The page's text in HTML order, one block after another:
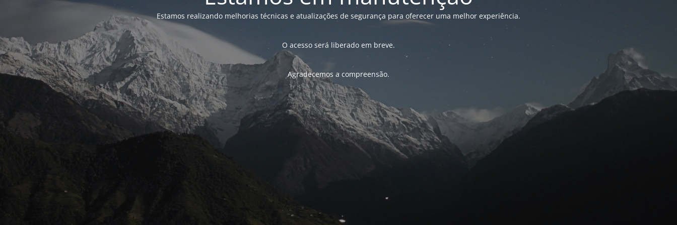
Estamos realizando melhorias técnicas e atualizações de segurança para oferecer uma melhor experiência.
O acesso será liberado em breve.
Agradecemos a compreensão.